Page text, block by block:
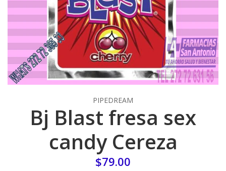
PIPEDREAM
Bj Blast fresa sex
candy Cereza
$79.00